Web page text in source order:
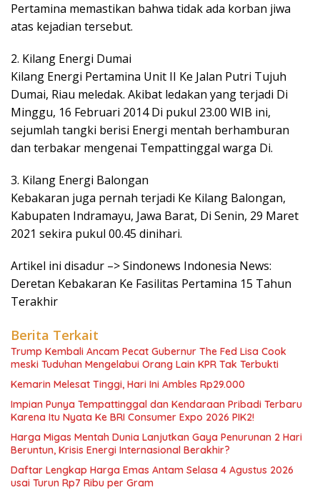
Pertamina memastikan bahwa tidak ada korban jiwa
atas kejadian tersebut.
2. Kilang Energi Dumai
Kilang Energi Pertamina Unit II Ke Jalan Putri Tujuh
Dumai, Riau meledak. Akibat ledakan yang terjadi Di
Minggu, 16 Februari 2014 Di pukul 23.00 WIB ini,
sejumlah tangki berisi Energi mentah berhamburan
dan terbakar mengenai Tempattinggal warga Di.
3. Kilang Energi Balongan
Kebakaran juga pernah terjadi Ke Kilang Balongan,
Kabupaten Indramayu, Jawa Barat, Di Senin, 29 Maret
2021 sekira pukul 00.45 dinihari.
Artikel ini disadur –> Sindonews Indonesia News:
Deretan Kebakaran Ke Fasilitas Pertamina 15 Tahun
Terakhir
Berita Terkait
Trump Kembali Ancam Pecat Gubernur The Fed Lisa Cook
meski Tuduhan Mengelabui Orang Lain KPR Tak Terbukti
Kemarin Melesat Tinggi, Hari Ini Ambles Rp29.000
Impian Punya Tempattinggal dan Kendaraan Pribadi Terbaru
Karena Itu Nyata Ke BRI Consumer Expo 2026 PIK2!
Harga Migas Mentah Dunia Lanjutkan Gaya Penurunan 2 Hari
Beruntun, Krisis Energi Internasional Berakhir?
Daftar Lengkap Harga Emas Antam Selasa 4 Agustus 2026
usai Turun Rp7 Ribu per Gram